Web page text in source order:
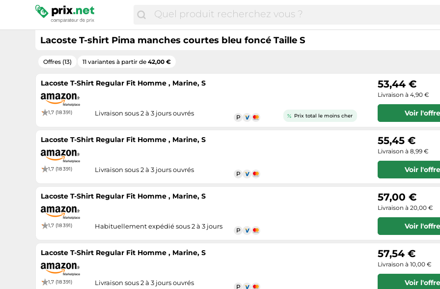
Lacoste T-shirt Pima manches courtes bleu foncé Taille S
Offres (13) 11 variantes à partir de 42,00 €
Lacoste T-Shirt Regular Fit Homme , Marine, S
1,7 (18 391)
Prix total le moins cher
Livraison sous 2 à 3 jours ouvrés
53,44 €
Livraison à 4,90 €
Voir l'offre
Lacoste T-Shirt Regular Fit Homme , Marine, S
1,7 (18 391) Livraison sous 2 à 3 jours ouvrés
55,45 €
Livraison à 8,99 €
Voir l'offre
Lacoste T-Shirt Regular Fit Homme , Marine, S
1,7 (18 391) Habituellement expédié sous 2 à 3 jours
57,00 €
Livraison à 20,00 €
Voir l'offre
Lacoste T-Shirt Regular Fit Homme , Marine, S
1,7 (18 391) Livraison sous 2 à 3 jours ouvrés
57,54 €
Livraison à 10,00 €
Voir l'offre